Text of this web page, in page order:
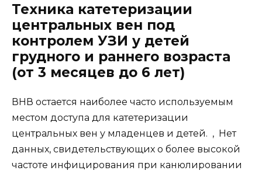
Техника катетеризации
центральных вен под
контролем УЗИ у детей
грудного и раннего возраста
(от 3 месяцев до 6 лет)
ВНВ остается наиболее часто используемым
местом доступа для катетеризации
центральных вен у младенцев и детей. , Нет
данных, свидетельствующих о более высокой
частоте инфицирования при канюлировании